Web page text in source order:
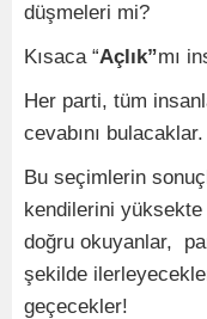
düşmeleri mi?
Kısaca “Açlık”mı
Her parti, tüm
cevabını bulacaklar.
Bu seçimlerin
kendilerini
doğru okuyanlar,
şekilde
geçecekler!